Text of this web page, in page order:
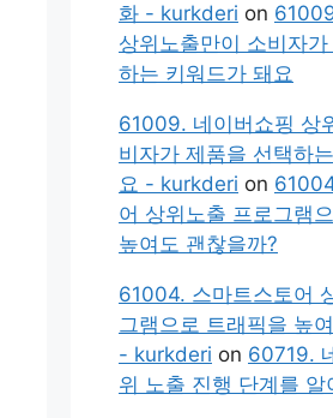
화 - kurkderi on
상위노출만이 소비자
하는 키워드가 돼요
61009. 네이버쇼핑 상
비자가 제품을 선택하
요 - kurkderi on
어 상위노출 프로그램
높여도 괜찮을까?
61004. 스마트스토어
그램으로 트래픽을 높
- kurkderi on 60719.
위 노출 진행 단계를 알